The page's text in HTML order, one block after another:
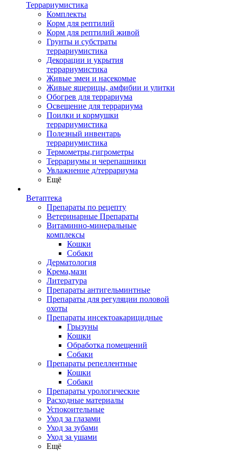
Террариумистика
Комплекты
Корм для рептилий
Корм для рептилий живой
Грунты и субстраты
террариумистика
Декорации и укрытия
террариумистика
Живые змеи и насекомые
Живые ящерицы, амфибии и улитки
Обогрев для террариума
Освещение для террариума
Поилки и кормушки
террариумистика
Полезный инвентарь
террариумистика
Термометры,гигрометры
Террариумы и черепашники
Увлажнение д/террариума
Ещё
Ветаптека
Препараты по рецепту
Ветеринарные Препараты
Витаминно-минеральные
комплексы
Кошки
Собаки
Дерматология
Крема,мази
Литература
Препараты антигельминтные
Препараты для регуляции половой
охоты
Препараты инсектоакарицидные
Грызуны
Кошки
Обработка помещений
Собаки
Препараты репеллентные
Кошки
Собаки
Препараты урологические
Расходные материалы
Успокоительные
Уход за глазами
Уход за зубами
Уход за ушами
Ещё